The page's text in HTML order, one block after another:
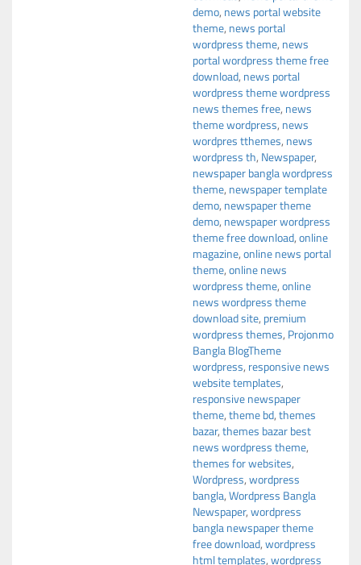
demo, news portal website
theme, news portal
wordpress theme, news
portal wordpress theme free
download, news portal
wordpress theme wordpress
news themes free, news
theme wordpress, news
wordpres tthemes, news
wordpress th, Newspaper,
newspaper bangla wordpress
theme, newspaper template
demo, newspaper theme
demo, newspaper wordpress
theme free download,online
magazine,online news portal
theme,online news
wordpress theme,online
news wordpress theme
download site, premium
wordpress themes, Projonmo
Bangla BlogTheme
wordpress, responsive news
website templates,
responsive newspaper
theme,theme bd,themes
bazar,themes bazar best
news wordpress theme,
themes for websites,
Wordpress,wordpress
bangla,Wordpress Bangla
Newspaper,wordpress
bangla newspaper theme
free download,wordpress
html templates,wordpress